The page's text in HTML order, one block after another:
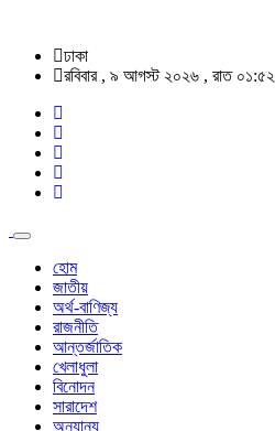
ঢাকা
রবিবার , ৯ আগস্ট ২০২৬ , রাত ০১:৫২
হোম
জাতীয়
অর্থ-বাণিজ্য
রাজনীতি
আন্তর্জাতিক
খেলাধুলা
বিনোদন
সারাদেশ
অন্যান্য